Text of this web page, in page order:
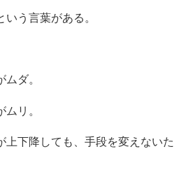
いう言葉がある。
ダ。
リ。
上下降しても、手段を変えないた